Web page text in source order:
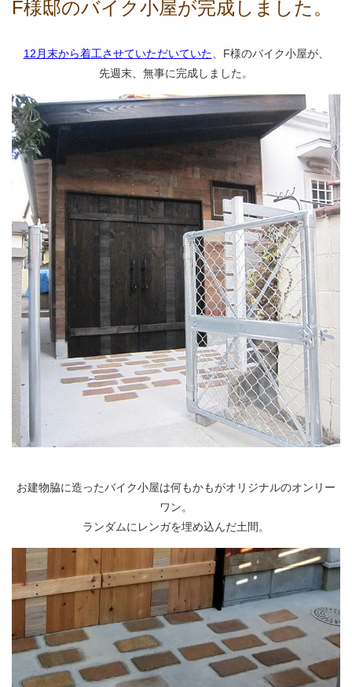
F様邸のバイク小屋が完成しました。
12月末から着工させていただいていた 、F様のバイク小屋が、
先週末、無事に完成しました。
お建物脇に造ったバイク小屋は何もかもがオリジナルのオンリー
ワン。
ランダムにレンガを埋め込んだ土間。